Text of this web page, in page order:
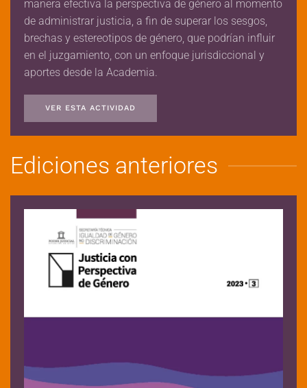
manera efectiva la perspectiva de género al momento
de administrar justicia, a fin de superar los sesgos,
brechas y estereotipos de género, que podrían influir
en el juzgamiento, con un enfoque jurisdiccional y
aportes desde la Academia.
VER ESTA ACTIVIDAD
Ediciones anteriores